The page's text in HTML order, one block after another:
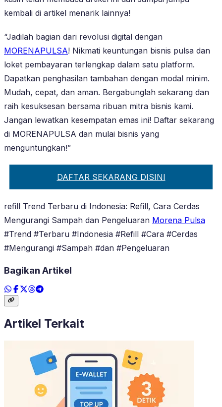
kembali di artikel menarik lainnya!
“Jadilah bagian dari revolusi digital dengan
MORENAPULSA! Nikmati keuntungan bisnis pulsa dan
loket pembayaran terlengkap dalam satu platform.
Dapatkan penghasilan tambahan dengan modal minim.
Mudah, cepat, dan aman. Bergabunglah sekarang dan
raih kesuksesan bersama ribuan mitra bisnis kami.
Jangan lewatkan kesempatan emas ini! Daftar sekarang
di MORENAPULSA dan mulai bisnis yang
menguntungkan!”
DAFTAR SEKARANG DISINI
refill Trend Terbaru di Indonesia: Refill, Cara Cerdas
Mengurangi Sampah dan Pengeluaran Morena Pulsa
#Trend #Terbaru #Indonesia #Refill #Cara #Cerdas
#Mengurangi #Sampah #dan #Pengeluaran
Bagikan Artikel
Artikel Terkait